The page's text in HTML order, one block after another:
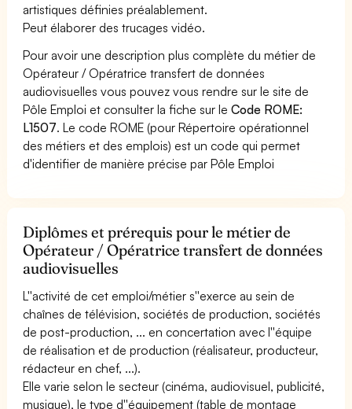
artistiques définies préalablement.
Peut élaborer des trucages vidéo.
Pour avoir une description plus complète du métier de
Opérateur / Opératrice transfert de données
audiovisuelles vous pouvez vous rendre sur le site de
Pôle Emploi et consulter la fiche sur leCode ROME:
L1507. Le code ROME (pour Répertoire opérationnel
des métiers et des emplois) est un code qui permet
d'identifier de manière précise par Pôle Emploi
Diplômes et prérequis pour le métier de
Opérateur / Opératrice transfert de données
audiovisuelles
L''activité de cet emploi/métier s''exerce au sein de
chaînes de télévision, sociétés de production, sociétés
de post-production, ... en concertation avec l''équipe
de réalisation et de production (réalisateur, producteur,
rédacteur en chef, ...).
Elle varie selon le secteur (cinéma, audiovisuel, publicité,
musique), le type d''équipement (table de montage